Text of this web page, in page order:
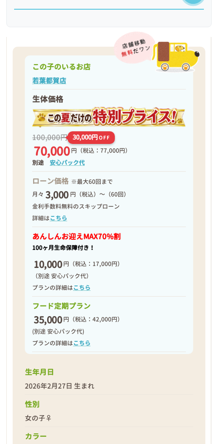
2026年03月05日
この子のいるお店
若葉都賀店
生体価格
100,000円 30,000円OFF
70,000 円 （税込：77,000円）
別途安心パック代
ローン価格 ※最大60回まで
月々 3,000 円（税込）～（60回）
金利手数料無料のスキップローン
詳細はこちら
あんしんお迎えMAX70%割
100ヶ月生命保障付き！
10,000 円 （税込：17,000円）
（別途 安心パック代）
プランの詳細はこちら
フード定期プラン
35,000 円 （税込：42,000円）
(別途 安心パック代)
プランの詳細はこちら
生年月日
2026年2月27日 生まれ
性別
女の子♀
カラー